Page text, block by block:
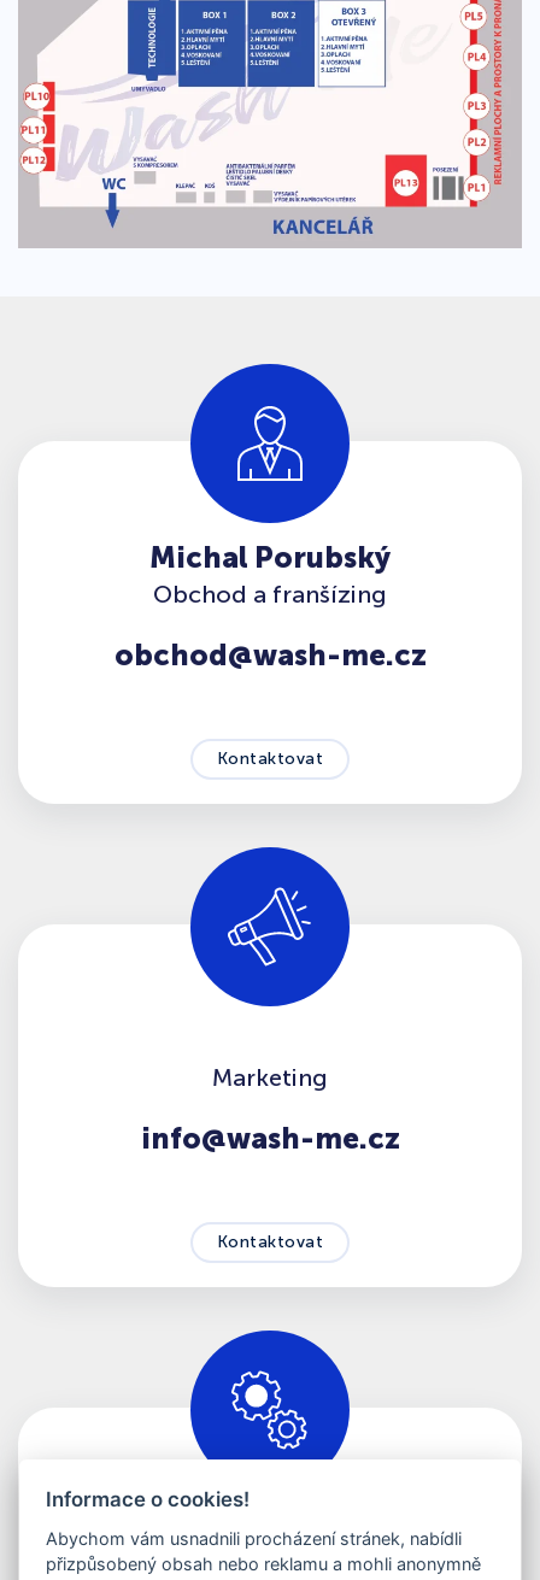
Michal Porubský
Obchod a franšízing
obchod@wash-me.cz
Kontaktovat
Marketing
info@wash-me.cz
Kontaktovat
Martin Janča
Správa a servis
Informace o cookies!
Abychom vám usnadnili procházení stránek, nabídli
přizpůsobený obsah nebo reklamu a mohli anonymně